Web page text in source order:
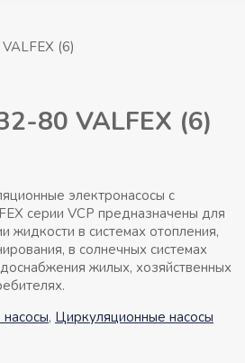
(6)
80 VALFEX (6)
электронасосы с
серии VCP предназначены для
жидкости в системах отопления,
в солнечных системах
жилых, хозяйственных
, Циркуляционные насосы